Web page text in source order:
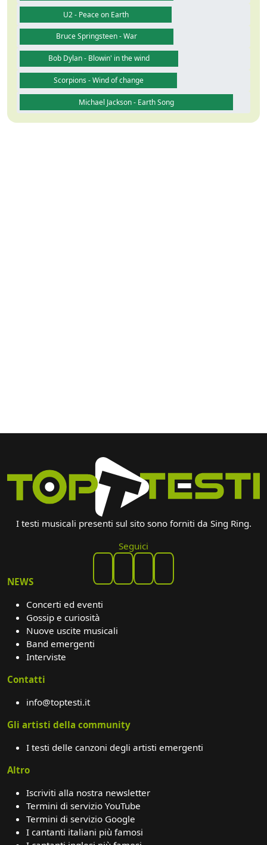
U2 - Peace on Earth
Bruce Springsteen - War
Bob Dylan - Blowin' in the wind
Scorpions - Wind of change
Michael Jackson - Earth Song
I testi musicali presenti sul sito sono forniti da Sing Ring.
Seguici
NEWS
Concerti ed eventi
Gossip e curiosità
Nuove uscite musicali
Band emergenti
Interviste
Contatti
info@toptesti.it
Gli artisti della community
I testi delle canzoni degli artisti emergenti
Altro
Iscriviti alla nostra newsletter
Termini di servizio YouTube
Termini di servizio Google
I cantanti italiani più famosi